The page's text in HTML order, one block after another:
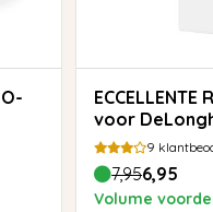
ECCELLENTE Reinigingstabletten
voor
9
7,956,95
Volume